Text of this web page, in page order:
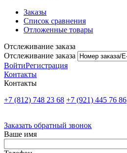
Заказы
Список сравнения
Отложенные товары
Отслеживание заказа
Отслеживание заказа
ВойтиРегистрация
Контакты
Контакты
+7 (812) 748 23 68 +7 (921) 445 76 86
Заказать обратный звонок
Ваше имя